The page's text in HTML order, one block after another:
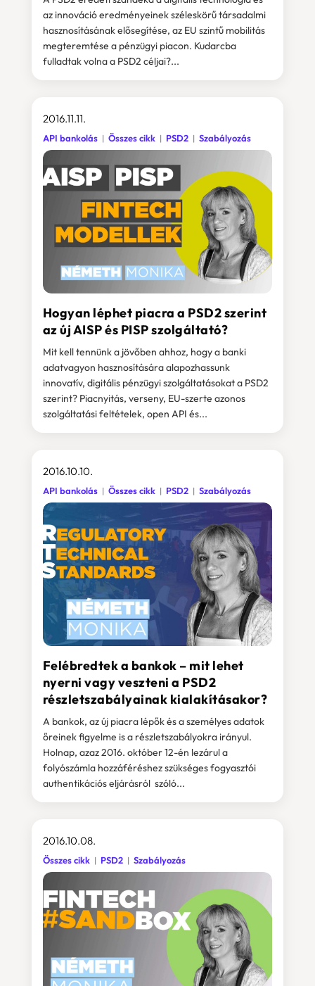
az innováció eredményeinek széleskörű társadalmi
hasznosításának elősegítése, az EU szintű mobilitás
megteremtése a pénzügyi piacon. Kudarcba
fulladtak volna a PSD2 céljai?...
Hogyan léphet piacra a PSD2 szerint
az új AISP és PISP szolgáltató?
2016.11.11.
API bankolás Összes cikk PSD2 Szabályozás
Mit kell tennünk a jövőben ahhoz, hogy a banki
adatvagyon hasznosítására alapozhassunk
innovatív, digitális pénzügyi szolgáltatásokat a PSD2
szerint? Piacnyitás, verseny, EU-szerte azonos
szolgáltatási feltételek, open API és...
Felébredtek a bankok – mit lehet
nyerni vagy veszteni a PSD2
részletszabályainak kialakításakor?
2016.10.10.
API bankolás Összes cikk PSD2 Szabályozás
A bankok, az új piacra lépők és a személyes adatok
őreinek figyelme is a részletszabályokra irányul.
Holnap, azaz 2016. október 12-én lezárul a
folyószámla hozzáféréshez szükséges fogyasztói
authentikációs eljárásról szóló...
2016.10.08.
Összes cikk PSD2 Szabályozás